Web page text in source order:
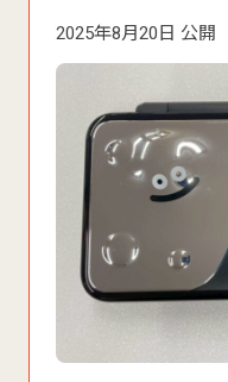
2025年8月20日 公開